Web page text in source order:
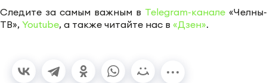
Следите за самым важным в Telegram-канале «Челны-
ТВ», Youtube, а также читайте нас в «Дзен».